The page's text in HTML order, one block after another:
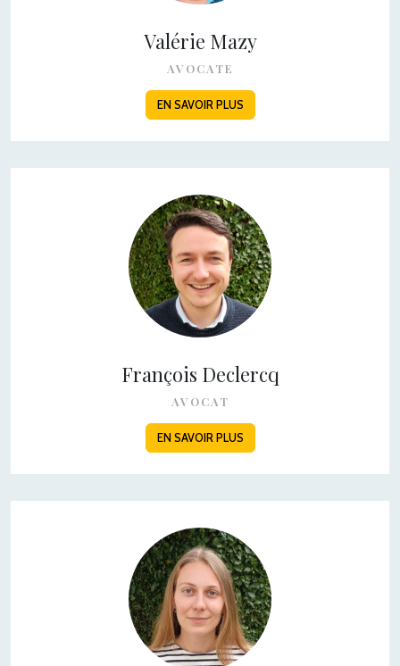
Valérie Mazy
AVOCATE
EN SAVOIR PLUS
François Declercq
AVOCAT
EN SAVOIR PLUS